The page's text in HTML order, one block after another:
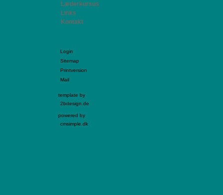
Læderkursus
Links
Kontakt
Login
Sitemap
Printversion
Mail
template by
2bdesign.de
powered by
cmsimple.dk